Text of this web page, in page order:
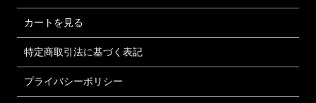
カートを見る
特定商取引法に基づく表記
プライバシーポリシー